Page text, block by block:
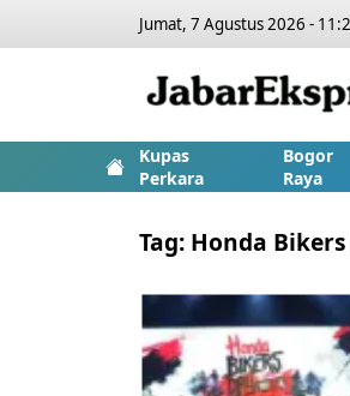
Jumat, 7 Agustus 2026 -
Kupas
Perkara
Bogor
Raya
Tag: Honda Bikers